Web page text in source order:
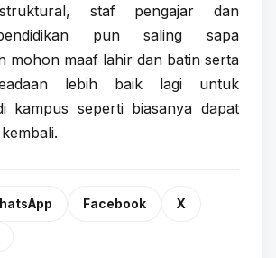
struktural, staf pengajar dan
pun saling sapa
mohon maaf lahir dan batin serta
lebih baik lagi untuk
kampus seperti biasanya dapat
Facebook X